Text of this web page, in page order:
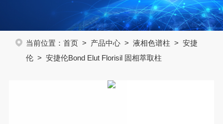
当前位置： 首页> 产品中心> 液相色谱柱 > 安捷
伦> 安捷伦Bond Elut Florisil 固相萃取柱